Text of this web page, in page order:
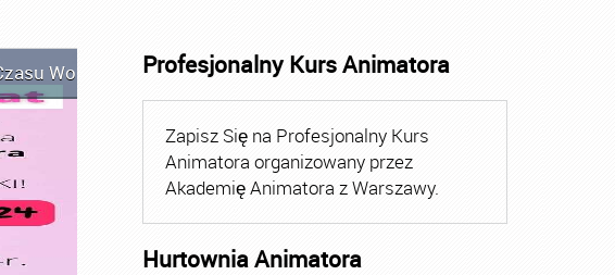
Wolnego Kurs Animatora Czasu Wolnego Warszawa
Profesjonalny Kurs Animatora
Zapisz Się na Profesjonalny Kurs
Animatora organizowany przez
Akademię Animatora z Warszawy.
Hurtownia Animatora